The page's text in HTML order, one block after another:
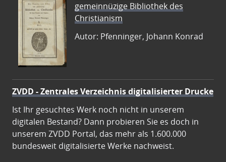
gemeinnüzige Bibliothek des
Christianism
Autor: Pfenninger, Johann Konrad
ZVDD - Zentrales Verzeichnis digitalisierter Drucke
Ist Ihr gesuchtes Werk noch nicht in unserem
digitalen Bestand? Dann probieren Sie es doch in
unserem ZVDD Portal, das mehr als 1.600.000
bundesweit digitalisierte Werke nachweist.